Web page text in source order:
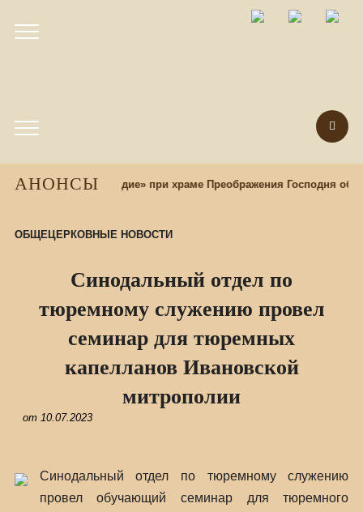
АНОНСЫ
центр «Наследие» при храме Преображения Господня
ОБЩЕЦЕРКОВНЫЕ НОВОСТИ
Синодальный отдел по
тюремному служению провел
семинар для тюремных
капелланов Ивановской
митрополии
от 10.07.2023
Синодальный отдел по тюремному служению
провел обучающий семинар для тюремного